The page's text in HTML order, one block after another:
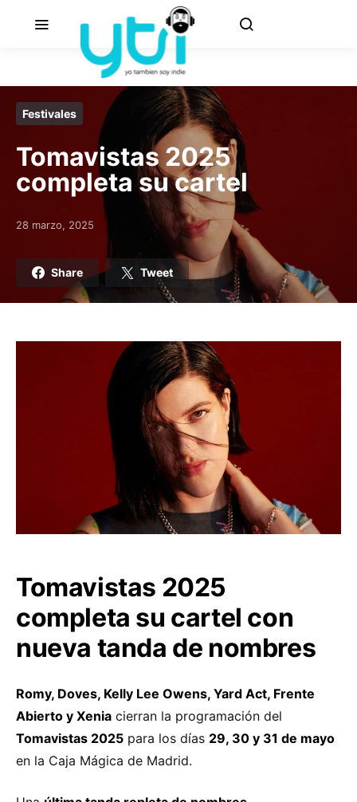
Festivales
Tomavistas 2025
completa su cartel
Posted on
28 marzo, 2025
Share Tweet
Tomavistas 2025
completa su cartel con
nueva tanda de nombres
Romy, Doves, Kelly Lee Owens, Yard Act, Frente
Abierto y Xenia cierran la programación del
Tomavistas 2025 para los días 29, 30 y 31 de mayo
en la Caja Mágica de Madrid.